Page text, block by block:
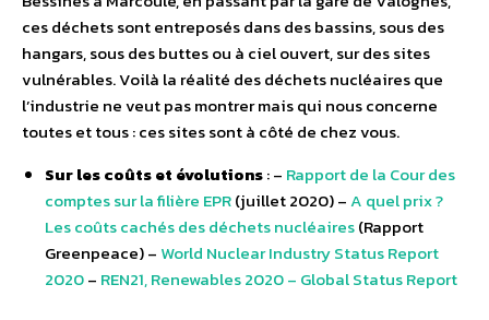
ces déchets sont entreposés dans des bassins, sous des
hangars, sous des buttes ou à ciel ouvert, sur des sites
vulnérables. Voilà la réalité des déchets nucléaires que
l’industrie ne veut pas montrer mais qui nous concerne
toutes et tous : ces sites sont à côté de chez vous.
Sur les coûts et évolutions: – Rapport de la Cour des
comptes sur la filière EPR(juillet 2020) –A quel prix ?
Les coûts cachés des déchets nucléaires(Rapport
Greenpeace) – World Nuclear Industry Status Report
2020– REN21, Renewables 2020 – Global Status Report